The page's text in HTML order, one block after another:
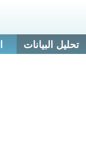
تحليل البيانات